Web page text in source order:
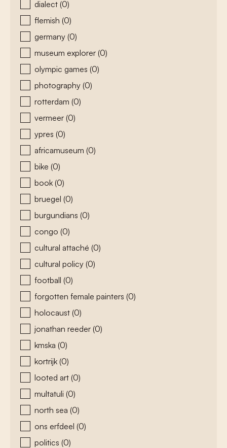
dialect (0)
flemish (0)
germany (0)
museum explorer (0)
olympic games (0)
photography (0)
rotterdam (0)
vermeer (0)
ypres (0)
africamuseum (0)
bike (0)
book (0)
bruegel (0)
burgundians (0)
congo (0)
cultural attaché (0)
cultural policy (0)
football (0)
forgotten female painters (0)
holocaust (0)
jonathan reeder (0)
kmska (0)
kortrijk (0)
looted art (0)
multatuli (0)
north sea (0)
ons erfdeel (0)
politics (0)